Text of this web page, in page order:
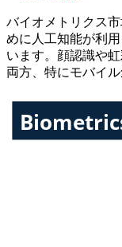
バイオメトリクス
めに人工知能が利
います。顔認識や
両方、特にモバイ